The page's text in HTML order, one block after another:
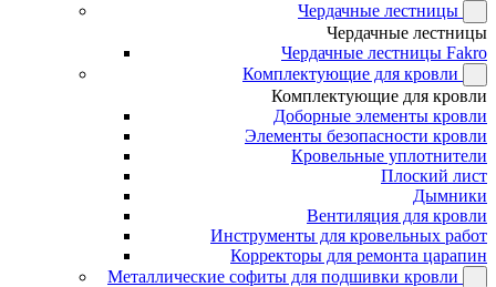
Чердачные лестницы
Чердачные лестницы
Чердачные лестницы Fakro
Комплектующие для кровли
Комплектующие для кровли
Доборные элементы кровли
Элементы безопасности кровли
Кровельные уплотнители
Плоский лист
Дымники
Вентиляция для кровли
Инструменты для кровельных работ
Корректоры для ремонта царапин
Металлические софиты для подшивки кровли